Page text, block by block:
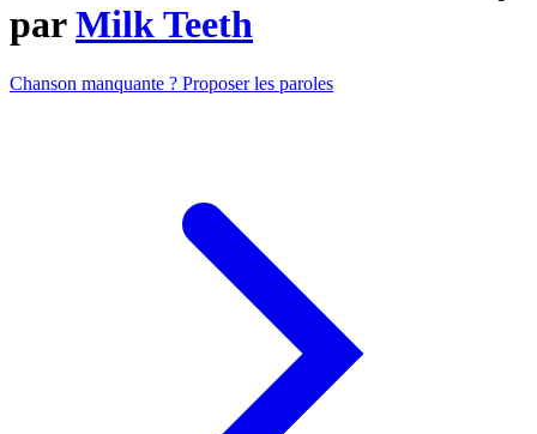
parMilk Teeth
Chanson manquante ? Proposer les paroles